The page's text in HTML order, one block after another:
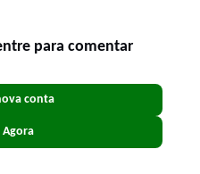
para comentar
conta
Agora